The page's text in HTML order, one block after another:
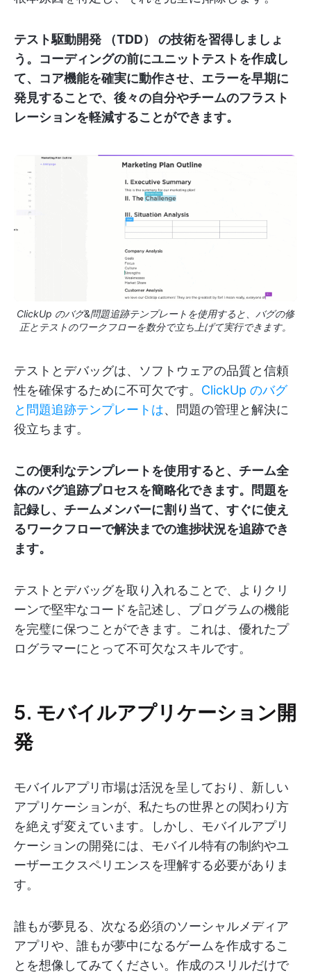
テスト駆動開発 （TDD） の技術を習得しましょ
う。コーディングの前にユニットテストを作成し
て、コア機能を確実に動作させ、エラーを早期に
発見することで、後々の自分やチームのフラスト
レーションを軽減することができます。
ClickUp のバグ&問題追跡テンプレートを使用すると、バグの修
正とテストのワークフローを数分で立ち上げて実行できます。
テストとデバッグは、ソフトウェアの品質と信頼
性を確保するために不可欠です。 ClickUp のバグ
と問題追跡テンプレートは、問題の管理と解決に
役立ちます。
この便利なテンプレートを使用すると、チーム全
体のバグ追跡プロセスを簡略化できます。問題を
記録し、チームメンバーに割り当て、すぐに使え
るワークフローで解決までの進捗状況を追跡でき
ます。
テストとデバッグを取り入れることで、よりクリ
ーンで堅牢なコードを記述し、プログラムの機能
を完璧に保つことができます。これは、優れたプ
ログラマーにとって不可欠なスキルです。
5. モバイルアプリケーション開
発
モバイルアプリ市場は活況を呈しており、新しい
アプリケーションが、私たちの世界との関わり方
を絶えず変えています。しかし、モバイルアプリ
ケーションの開発には、モバイル特有の制約やユ
ーザーエクスペリエンスを理解する必要がありま
す。
誰もが夢見る、次なる必須のソーシャルメディア
アプリや、誰もが夢中になるゲームを作成するこ
とを想像してみてください。作成のスリルだけで